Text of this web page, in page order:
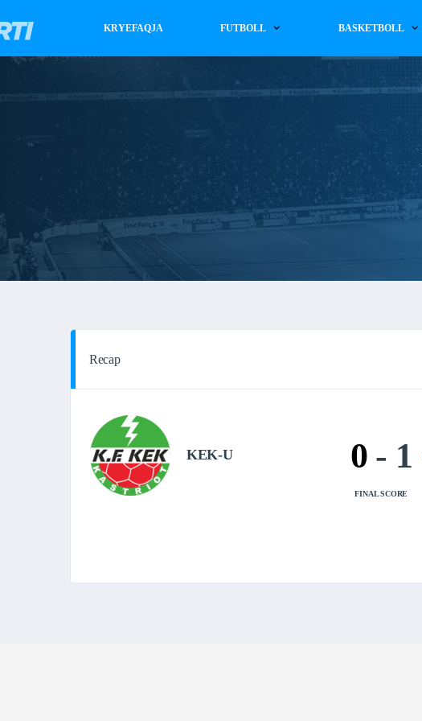
KRYEFAQJA FUTBOLL BASKETBOLL
Recap
KEK-U 0 - 1
FINAL SCORE